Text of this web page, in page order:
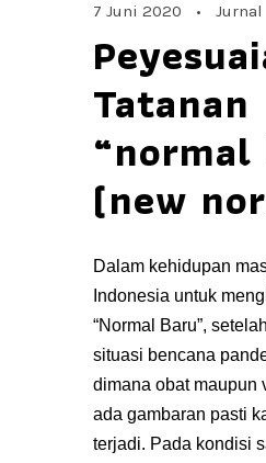
7 Juni 2020 • Jurnal
Tatanan
“normal
(new
Dalam kehidupan
Indonesia untuk
“Normal Baru”,
situasi bencana
dimana obat maupun
ada gambaran pasti
terjadi. Pada kondisi